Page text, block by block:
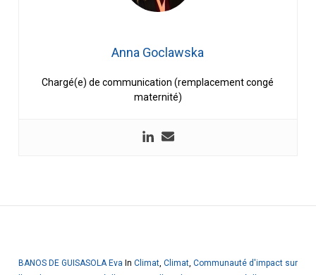
Anna Goclawska
Chargé(e) de communication (remplacement congé
maternité)
BANOS DE GUISASOLA Eva In Climat, Climat, Communauté d'impact sur